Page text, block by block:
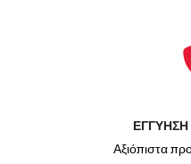
Αξιόπιστα